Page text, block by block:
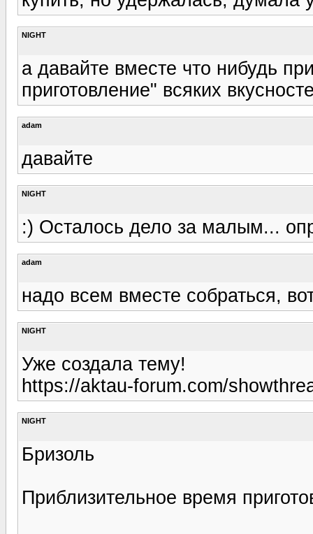
NIGHT
а давайте вместе что нибудь
приготовление" всяких
adam
давайте
NIGHT
:) Осталось дело за малым...
adam
надо всем вместе собраться,
NIGHT
Уже создала тему!
https://aktau-forum.com/
NIGHT
Бризоль
Приблизительное время